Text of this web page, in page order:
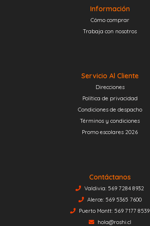
Información
Cómo comprar
Trabaja con nosotros
Servicio Al Cliente
Direcciones
Política de privacidad
Condiciones de despacho
Términos y condiciones
Promo escolares 2026
Contáctanos
Valdivia: 569 7284 8932
Alerce: 569 5365 7600
Puerto Montt: 569 7177 8539
hola@roshi.cl